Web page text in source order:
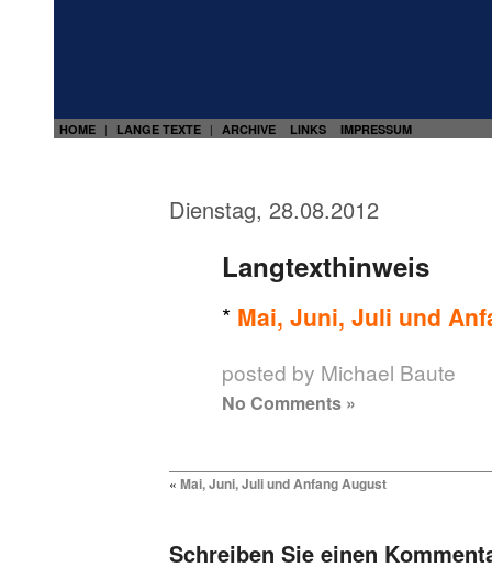
HOME | LANGE TEXTE | ARCHIVE LINKS IMPRESSUM
Dienstag, 28.08.2012
Langtexthinweis
* Mai, Juni, Juli und
posted by Michael Baute
No Comments »
« Mai, Juni, Juli und Anfang August
Schreiben Sie einen